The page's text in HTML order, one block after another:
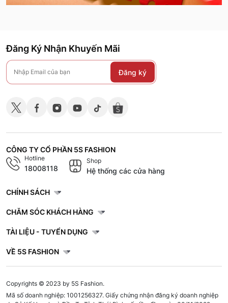
Đăng Ký Nhận Khuyến Mãi
Đăng ký
CÔNG TY CỔ PHẦN 5S FASHION
Hotline
18008118
Shop
Hệ thống các cửa hàng
CHÍNH SÁCH
CHĂM SÓC KHÁCH HÀNG
TÀI LIỆU - TUYỂN DỤNG
VỀ 5S FASHION
Copyrights © 2023 by 5S Fashion.
Mã số doanh nghiệp: 1001256327. Giấy chứng nhận đăng ký doanh nghiệp